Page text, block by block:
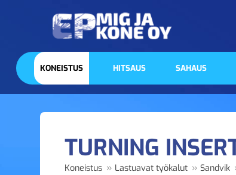
KONEISTUS HITSAUS SAHAUS
TURNING
Koneistus » Lastuavat työkalut » Sandvik